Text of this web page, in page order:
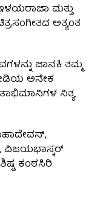
ಮತ್ತು
ಅತ್ಯಂತ
ಜಾನಕಿ ತಮ್ಮ
ಅನೇಕ
ನಿತ್ಯ
ವಿಜಯಭಾಸ್ಕರ್
ಕಂಠಸಿರಿ